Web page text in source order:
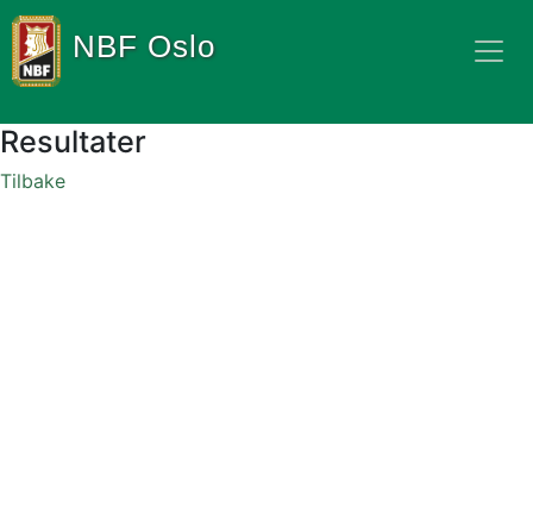
NBF Oslo
Resultater
Tilbake